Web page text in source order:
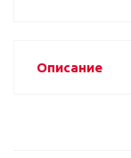
Описание